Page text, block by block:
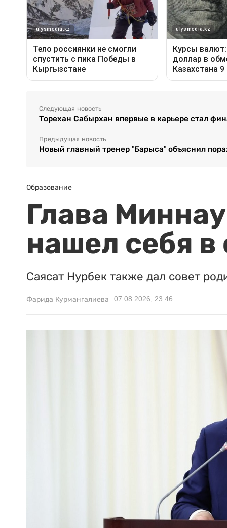
Следующая новость
Торехан Сабырхан впервые в карьере стал
Предыдущая новость
Новый главный тренер "Барыса" объяснил
Образование
Глава
нашел себя в
Саясат Нурбек также дал совет
Фарида Курмангалиева 07.08.2026, 23:46